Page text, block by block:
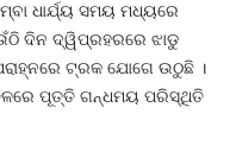
ଧାର୍ଯ୍ୟ ସମୟ ମଧ୍ୟରେ
ଦିନ ଦ୍ୱିପ୍ରହରରେ ଝାଡୁ
ଟ୍ରକ ଯୋଗେ ଉଠୁଛି ।
ପୂତ୍ତି ଗନ୍ଧମୟ ପରିସ୍ଥିତି